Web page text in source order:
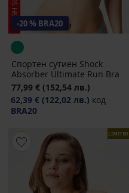
-20 % BRA20
Спортен сутиен Shock
Absorber Ultimate Run Brа
77,99 € (152,54 лв.)
62,39 € (122,02 лв.) код
BRA20
LIMITED